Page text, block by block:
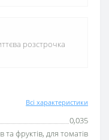
Всі характеристики
0,035
фруктів, для томатів
розстрочка